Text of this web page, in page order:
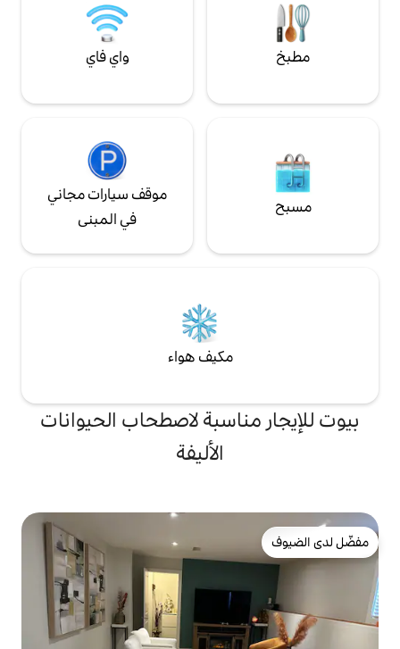
واي فاي
موقف سيارات مجاني
في المبنى
لاصطحاب الحيوانات